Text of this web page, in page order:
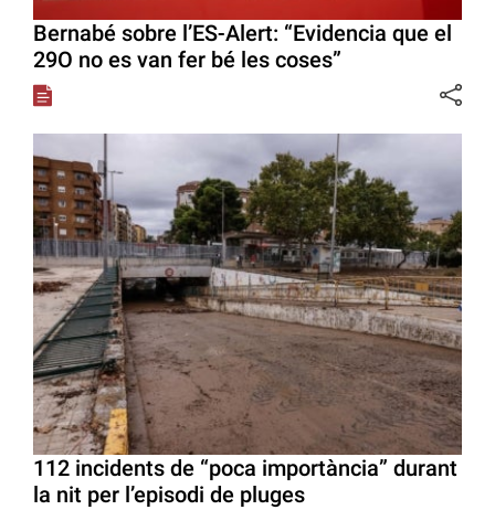
Bernabé sobre l’ES-Alert: “Evidencia que el
29O no es van fer bé les coses”
112 incidents de “poca importància” durant
la nit per l’episodi de pluges